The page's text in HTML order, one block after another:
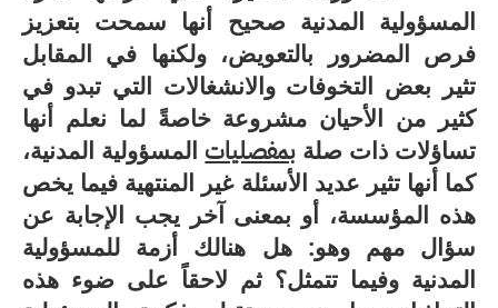
المسؤولية المدنية صحيح أنها سمحت بتعزيز
فرص المضرور بالتعويض، ولكنها في المقابل
تثير بعض التخوفات والانشغالات التي تبدو في
كثير من الأحيان مشروعة خاصةً لما نعلم أنها
تساؤلات ذات صلةبمفصلياتالمسؤولية المدنية،
كما أنها تثير عديد الأسئلة غير المنتهية فيما يخص
هذه المؤسسة، أو بمعنى آخر يجب الإجابة عن
سؤال مهم وهو: هل هنالك أزمة للمسؤولية
المدنية وفيما تتمثل؟ ثم لاحقاً على ضوء هذه